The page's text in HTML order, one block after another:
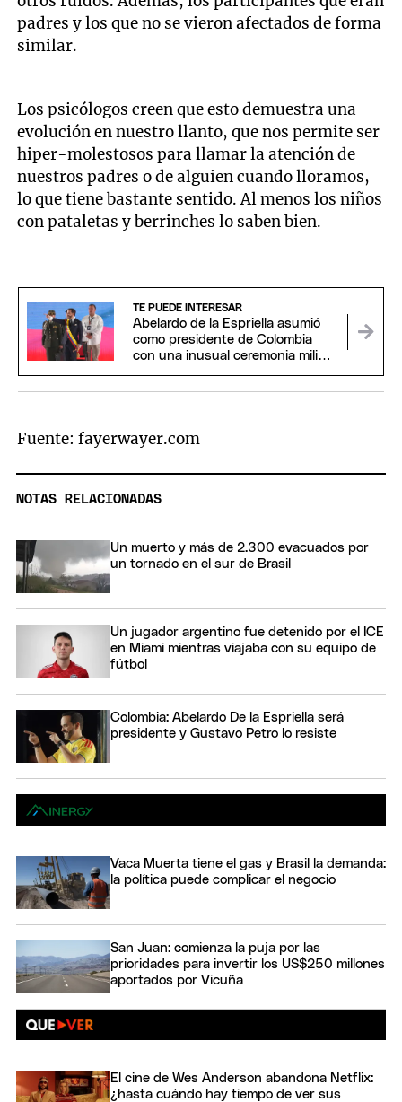
padres y los que no se vieron afectados de forma
similar.
Los psicólogos creen que esto demuestra una
evolución en nuestro llanto, que nos permite ser
hiper-molestosos para llamar la atención de
nuestros padres o de alguien cuando lloramos,
lo que tiene bastante sentido. Al menos los niños
con pataletas y berrinches lo saben bien.
TE PUEDE INTERESAR
Abelardo de la Espriella asumió
como presidente de Colombia
con una inusual ceremonia militar
Fuente: fayerwayer.com
NOTAS RELACIONADAS
Un muerto y más de 2.300 evacuados por
un tornado en el sur de Brasil
Un jugador argentino fue detenido por el ICE
en Miami mientras viajaba con su equipo de
fútbol
Colombia: Abelardo De la Espriella será
presidente y Gustavo Petro lo resiste
Vaca Muerta tiene el gas y Brasil la demanda:
la política puede complicar el negocio
San Juan: comienza la puja por las
prioridades para invertir los US$250 millones
aportados por Vicuña
El cine de Wes Anderson abandona Netflix:
¿hasta cuándo hay tiempo de ver sus